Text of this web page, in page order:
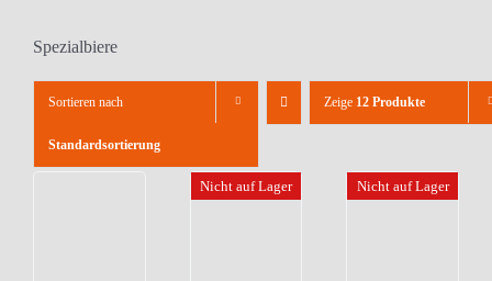
Spezialbiere
Sortieren nach
Standardsortierung
Zeige 12 Produkte
Nicht auf Lager Nicht auf Lager